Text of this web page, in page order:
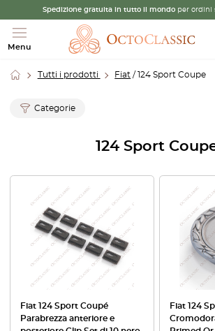
Spedizione gratuita in tutto il mondo per ordini
Menu
Tutti i prodotti Fiat / 124 Sport Coupe
Categorie
124 Sport
Fiat 124 Sport Coupé
Parabrezza anteriore e
Fiat 124